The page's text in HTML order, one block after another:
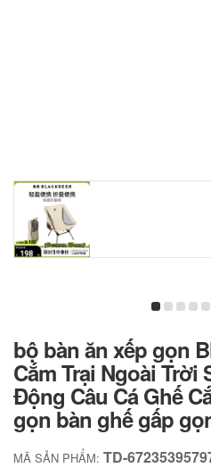
bộ bàn ăn xếp gọn
Cắm Trại Ngoài Trời
Động Câu Cá Ghế
gọn bàn ghế gấp
MÃ SẢN PHẨM: TD-